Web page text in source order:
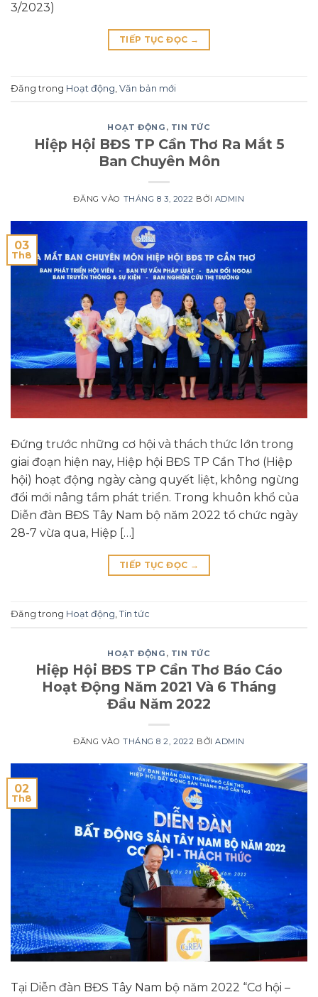
3/2023)
TIẾP TỤC ĐỌC →
Đăng trong Hoạt động Văn bản mới
HOẠT ĐỘNG , TIN TỨC
Hiệp Hội BĐS TP Cần Thơ Ra Mắt 5
Ban Chuyên Môn
ĐĂNG VÀO THÁNG 8 3, 2022 BỞI ADMIN
03
Th8
Đứng trước những cơ hội và thách thức lớn trong
giai đoạn hiện nay, Hiệp hội BĐS TP Cần Thơ (Hiệp
hội) hoạt động ngày càng quyết liệt, không ngừng
đổi mới nâng tầm phát triển. Trong khuôn khổ của
Diễn đàn BĐS Tây Nam bộ năm 2022 tổ chức ngày
28-7 vừa qua, Hiệp […]
TIẾP TỤC ĐỌC →
Đăng trong Hoạt động Tin tức
HOẠT ĐỘNG , TIN TỨC
Hiệp Hội BĐS TP Cần Thơ Báo Cáo
Hoạt Động Năm 2021 Và 6 Tháng
Đầu Năm 2022
ĐĂNG VÀO THÁNG 8 2, 2022 BỞIADMIN
02
Th8
Tại Diễn đàn BĐS Tây Nam bộ năm 2022 “Cơ hội –